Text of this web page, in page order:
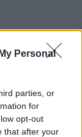
Personal
parties, or
for
opt-out
that after your